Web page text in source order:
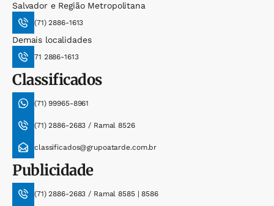
Salvador e Região Metropolitana
(71) 2886-1613
Demais localidades
71 2886-1613
Classificados
(71) 99965-8961
(71) 2886-2683 / Ramal 8526
classificados@grupoatarde.com.br
Publicidade
(71) 2886-2683 / Ramal 8585 | 8586